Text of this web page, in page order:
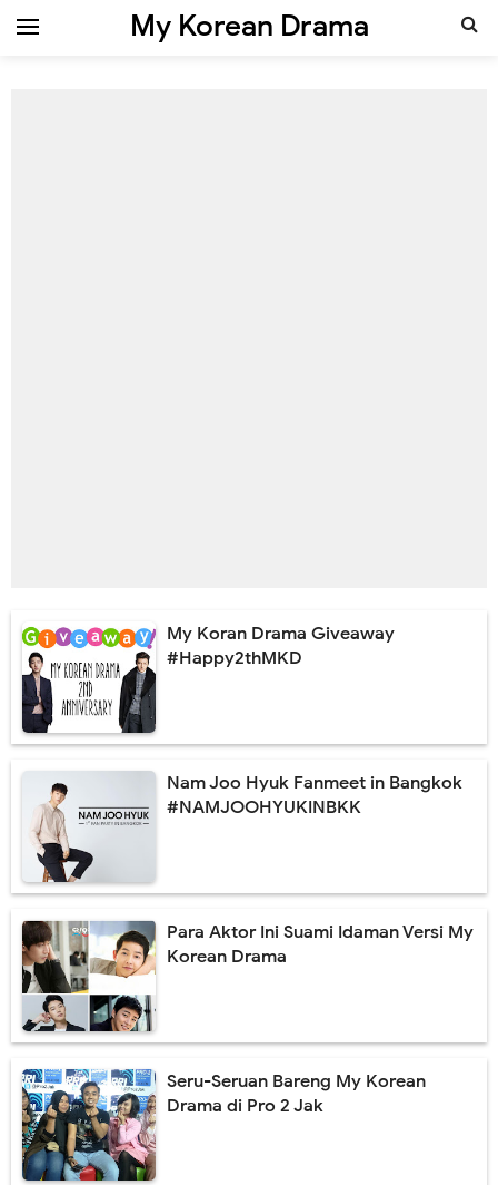
My Korean Drama
My Koran Drama Giveaway
#Happy2thMKD
Nam Joo Hyuk Fanmeet in Bangkok
#NAMJOOHYUKINBKK
Para Aktor Ini Suami Idaman Versi My
Korean Drama
Seru-Seruan Bareng My Korean
Drama di Pro 2 Jak